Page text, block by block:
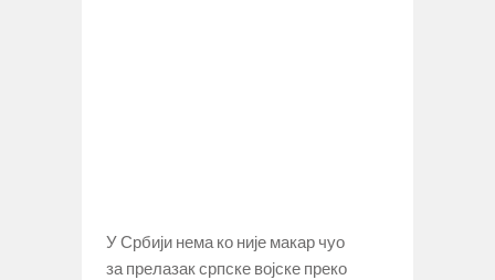
У Србији нема ко није макар чуо
за прелазак српске војске преко